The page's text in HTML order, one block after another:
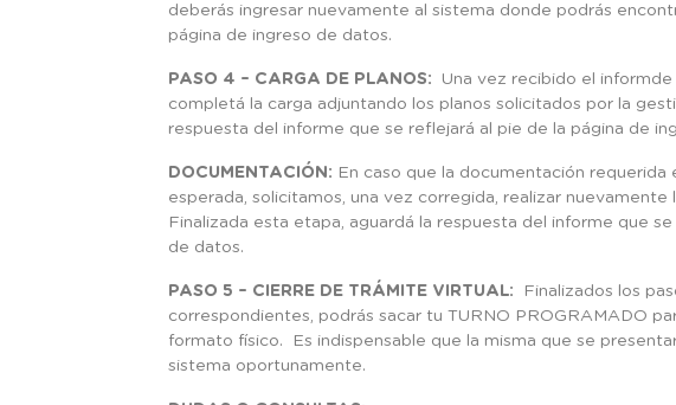
deberás ingresar nuevamente al sistema donde podrás
página de ingreso de datos.
PASO 4 – CARGA DE PLANOS: Una vez recibido el
completá la carga adjuntando los planos solicitados por la
respuesta del informe que se reflejará al pie de la página de
DOCUMENTACIÓN: En caso que la documentación
esperada, solicitamos, una vez corregida, realizar nuevamente
Finalizada esta etapa, aguardá la respuesta del informe que
de datos.
PASO 5 – CIERRE DE TRÁMITE VIRTUAL:
Finalizados los
correspondientes, podrás sacar tu TURNO PROGRAMADO
formato físico. Es indispensable que la misma que se
sistema oportunamente.